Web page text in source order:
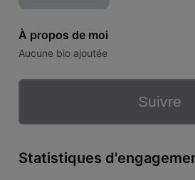
À propos de moi
Aucune bio ajoutée
Suivre
Statistiques